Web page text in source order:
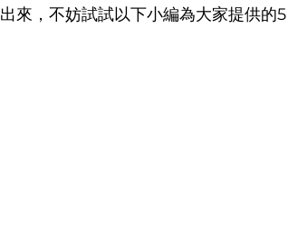
來，不妨試試以下小編為大家提供的5